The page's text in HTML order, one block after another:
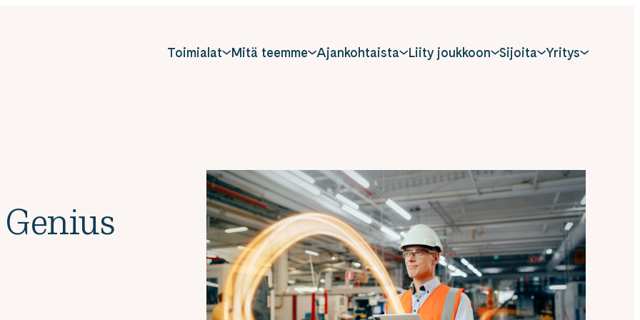
Toimialat Mitä teemme Ajankohtaista Liity joukkoon Sijoita Yritys